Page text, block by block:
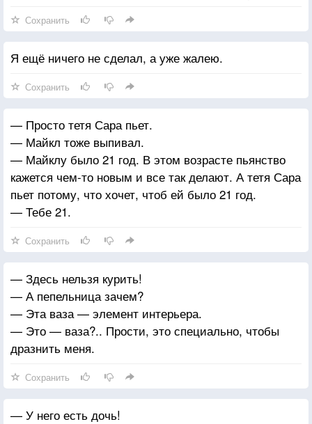
Сохранить
Я ещё ничего не сделал, а уже жалею.
Сохранить
— Просто тетя Сара пьет.
— Майкл тоже выпивал.
— Майклу было 21 год. В этом возрасте пьянство
кажется чем-то новым и все так делают. А тетя Сара
пьет потому, что хочет, чтоб ей было 21 год.
— Тебе 21.
Сохранить
— Здесь нельзя курить!
— А пепельница зачем?
— Эта ваза — элемент интерьера.
— Это — ваза?.. Прости, это специально, чтобы
дразнить меня.
Сохранить
— У него есть дочь!